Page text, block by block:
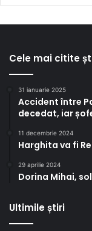
Cele mai citite
31 ianuarie 2025
Accident între
decedat, iar
11 decembrie 2024
Harghita va fi
29 aprilie 2024
Dorina Mihai,
Ultimile știri